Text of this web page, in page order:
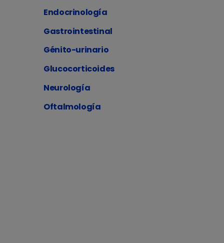
Endocrinología
Gastrointestinal
Génito-urinario
Glucocorticoides
Neurología
Oftalmología